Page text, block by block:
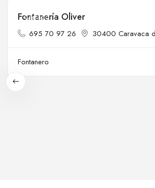
Cerrado
Fontanería Oliver
695 70 97 26 30400 Caravaca
Fontanero